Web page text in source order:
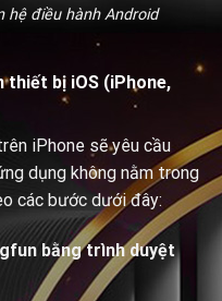
hệ điều hành Android
thiết bị iOS (iPhone,
iPhone sẽ yêu cầu
dụng không nằm trong
các bước dưới đây:
bằng trình duyệt